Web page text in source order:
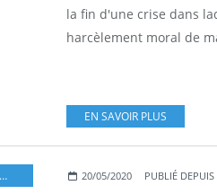
la fin d'une crise dans
harcèlement moral de
EN SAVOIR PLUS
MONTREUIL
20/05/2020 PUBLIÉ